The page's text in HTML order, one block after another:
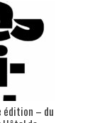
édition – du